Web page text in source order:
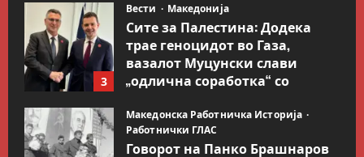
3
Вести Македонија
Сите за Палестина: Додека
трае геноцидот во Газа,
вазалот Муцунски слави
„одлична соработка“ со
July 18, 2026 0
Македонска Работничка Историја
Работнички ГЛАС
Говорот на Панко Брашнаров